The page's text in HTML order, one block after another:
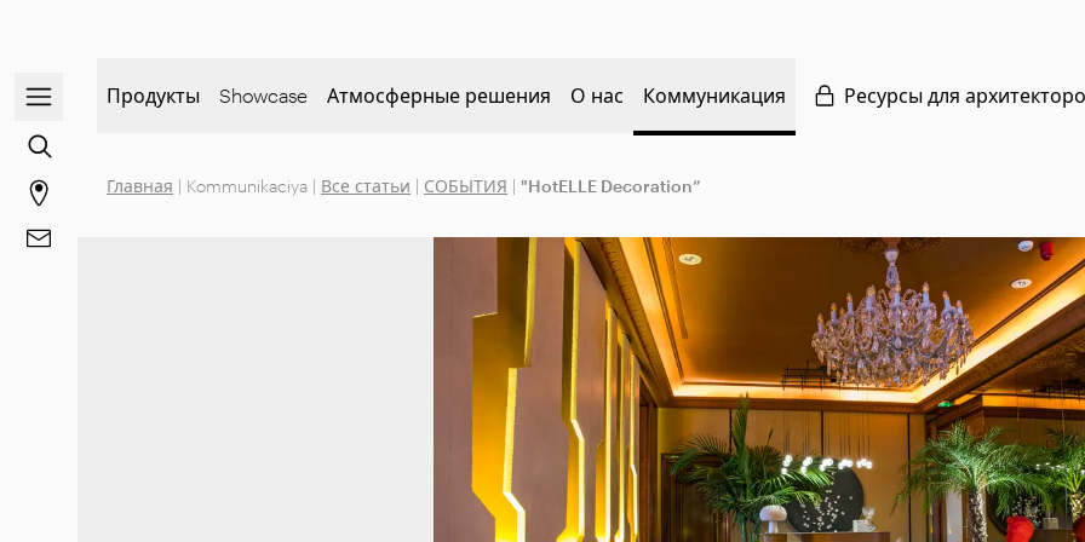
Открыть/закрыть меню навигации
Перейти к поиску контента
Перейти на страницу магазинов
Перейти к Контакты
Продукты Showcase Атмосферные решения О нас Коммуникация Ресурсы для
Главная | Kommunikaciya | Все статьи | СОБЫТИЯ | "HotELLE Decoration”